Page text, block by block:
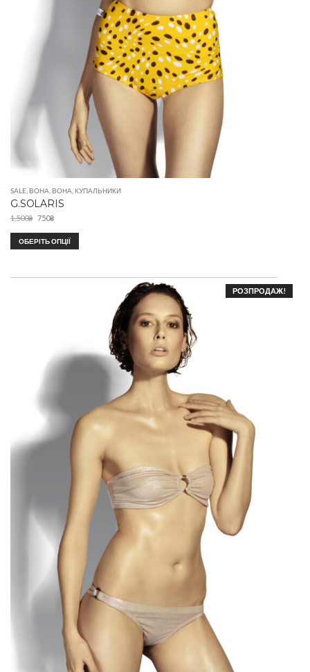
SALE ВОНА ВОНА КУПАЛЬНИКИ
G.SOLARIS
1,500₴ 750₴
ОБЕРІТЬ ОПЦІЇ
РОЗПРОДАЖ!